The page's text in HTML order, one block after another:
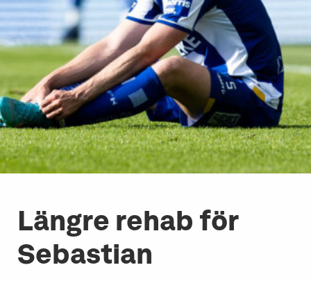
Längre rehab för
Sebastian